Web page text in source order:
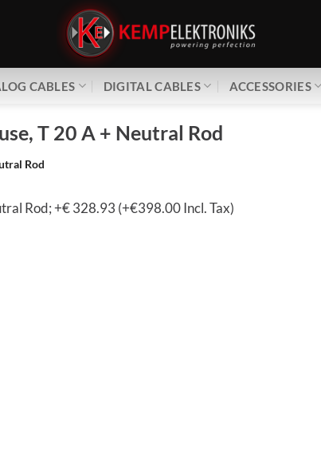
CABLES DIGITAL CABLES ACCESSORIES
T 20 A + Neutral Rod
Rod
Rod; +€ 328.93 (+€398.00 Incl. Tax)